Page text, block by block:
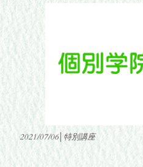
2021/07/06│特別講座